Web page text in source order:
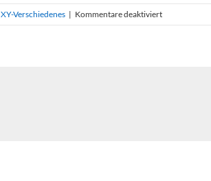
XY-Verschiedenes | Kommentare deaktiviertfür
Zulässigkeit